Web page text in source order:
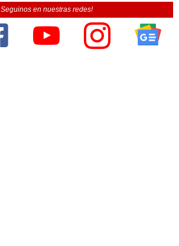
Seguinos en nuestras redes!